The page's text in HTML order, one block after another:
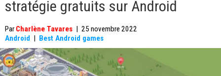
stratégie gratuits sur Android
Par Charlène Tavares | 25 novembre 2022
Android | Best Android games